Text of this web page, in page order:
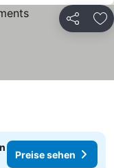
Teilen
sehen
Preise sehen